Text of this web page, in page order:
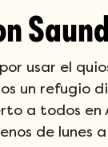
usar el
un refugio
a todos en
de lunes